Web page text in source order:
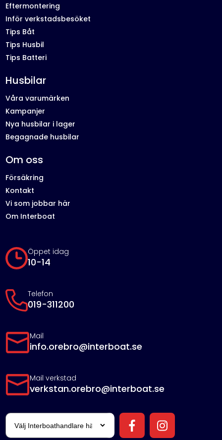
Öppet idag
10-14
Telefon
019-311200
Mail
info.orebro@interboat.se
Mail verkstad
verkstan.orebro@interboat.se
Eftermontering
Inför verkstadsbesöket
Tips Båt
Tips Husbil
Tips Batteri
Husbilar
Våra varumärken
Kampanjer
Nya husbilar i lager
Begagnade husbilar
Om oss
Försäkring
Kontakt
Vi som jobbar här
Om Interboat